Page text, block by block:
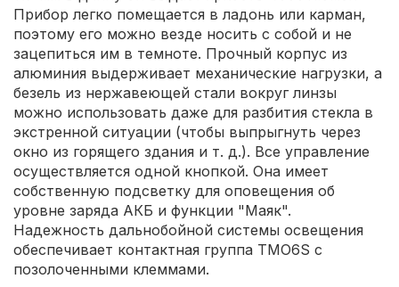
Прибор легко помещается в ладонь или карман,
поэтому его можно везде носить с собой и не
зацепиться им в темноте. Прочный корпус из
алюминия выдерживает механические нагрузки, а
безель из нержавеющей стали вокруг линзы
можно использовать даже для разбития стекла в
экстренной ситуации (чтобы выпрыгнуть через
окно из горящего здания и т. д.). Все управление
осуществляется одной кнопкой. Она имеет
собственную подсветку для оповещения об
уровне заряда АКБ и функции "Маяк".
Надежность дальнобойной системы освещения
обеспечивает контактная группа TMO6S с
позолоченными клеммами.